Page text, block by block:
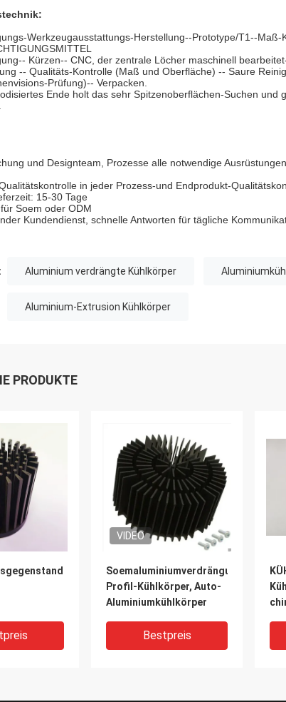
Werkzeugausstattungs-Herstellung--Prototype/T1--
Kürzen-- CNC, der zentrale Löcher maschinell
-- Qualitäts-Kontrolle (Maß und Oberfläche) -- Saure
Prüfung)-- Verpacken.
Ende holt das sehr Spitzenoberflächen-Suchen und
und Designteam, Prozesse alle notwendige
in jeder Prozess-und Endprodukt-
15-30 Tage
Soem oder ODM
Kundendienst, schnelle Antworten für tägliche
Aluminium verdrängte Kühlkörper
Aluminium-Extrusion Kühlkörper
PRODUKTE
VIDEO
Soemaluminiumverdrängungs-
Profil-Kühlkörper, Auto-
Aluminiumkühlkörper
Bestpreis